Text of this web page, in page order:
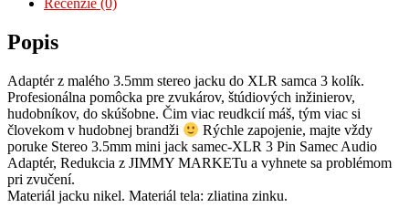
Popis
Adaptér z malého 3.5mm stereo jacku do XLR samca 3 kolík.
Profesionálna pomôcka pre zvukárov, štúdiových inžinierov,
hudobníkov, do skúšobne. Čim viac reudkcií máš, tým viac si
človekom v hudobnej brandži
Rýchle zapojenie, majte vždy
poruke Stereo 3.5mm mini jack samec-XLR 3 Pin Samec Audio
Adaptér, Redukcia z JIMMY MARKETu a vyhnete sa problémom
pri zvučení.
Materiál jacku nikel. Materiál tela: zliatina zinku.